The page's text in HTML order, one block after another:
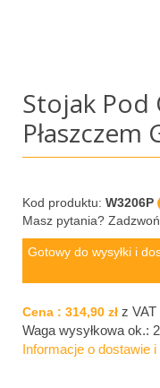
Stojak Pod
Płaszczem
Kod produktu: W3206P
Masz pytania?
Gotowy do wysyłki i
Cena : 314,90 zł z VAT
Waga wysyłkowa ok.:
Informacje o dostawie i